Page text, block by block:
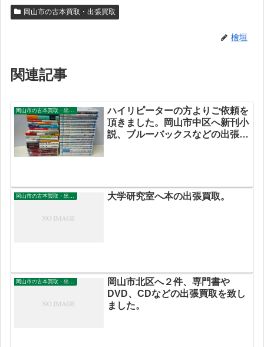
岡山市の古本買取・出張買取
檜垣
関連記事
ハイリピーターの方よりご依頼を
頂きました。岡山市中区へ新刊小
説、ブルーバックスなどの出張買
大学研究室へ本の出張買取。
岡山市北区へ２件、専門書や
DVD、CDなどの出張買取を致し
ました。